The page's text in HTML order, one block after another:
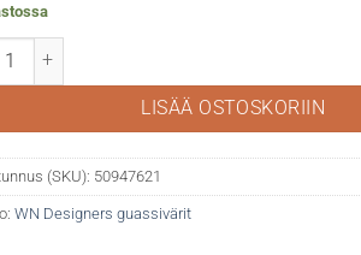
gouache 345 Lemon yellow määrä
LISÄÄ OSTOSKORIIN
(SKU): 50947621
WN Designers guassivärit